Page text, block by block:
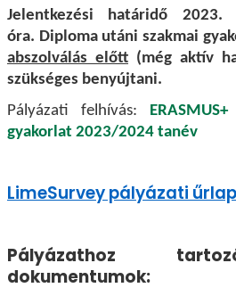
Jelentkezési határidő
óra. Diploma utáni szakmai
abszolválás előtt (még aktív
szükséges benyújtani.
Pályázati felhívás:
gyakorlat 2023/2024 tanév
LimeSurvey pályázati űrlap
Pályázathoz
dokumentumok: